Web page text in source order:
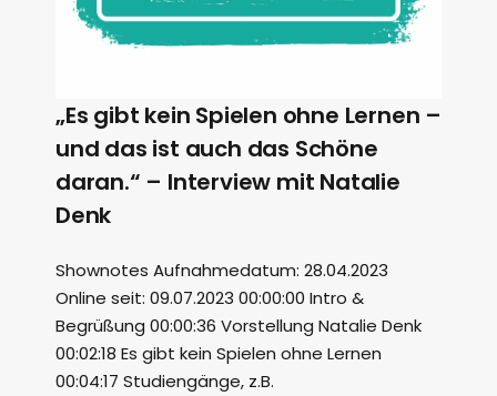
„Es gibt kein Spielen ohne Lernen –
und das ist auch das Schöne
daran.“ – Interview mit Natalie
Denk
Shownotes Aufnahmedatum: 28.04.2023
Online seit: 09.07.2023 00:00:00 Intro &
Begrüßung 00:00:36 Vorstellung Natalie Denk
00:02:18 Es gibt kein Spielen ohne Lernen
00:04:17 Studiengänge, z.B.